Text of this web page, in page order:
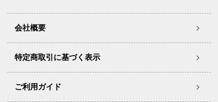
会社概要
特定商取引に基づく表示
ご利用ガイド